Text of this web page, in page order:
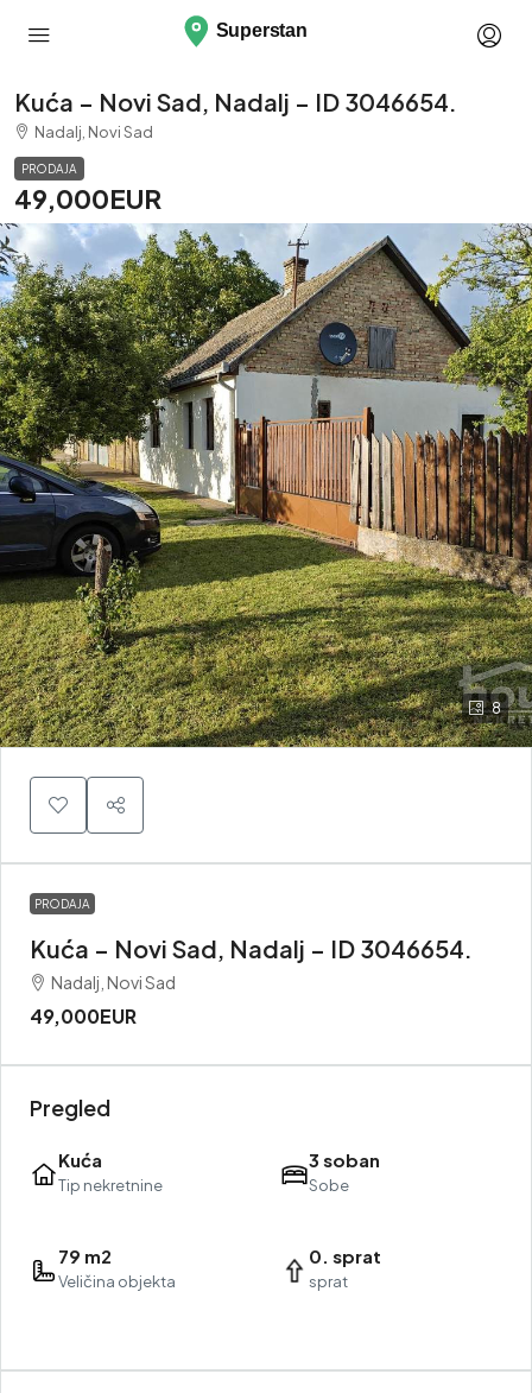
Kuća – Novi Sad, Nadalj – ID 3046654.
Nadalj, Novi Sad
PRODAJA
49,000EUR
8
PRODAJA
Kuća – Novi Sad, Nadalj – ID 3046654.
Nadalj, Novi Sad
49,000EUR
Pregled
Kuća
Tip nekretnine
3 soban
Sobe
79 m2
Veličina objekta
0. sprat
sprat